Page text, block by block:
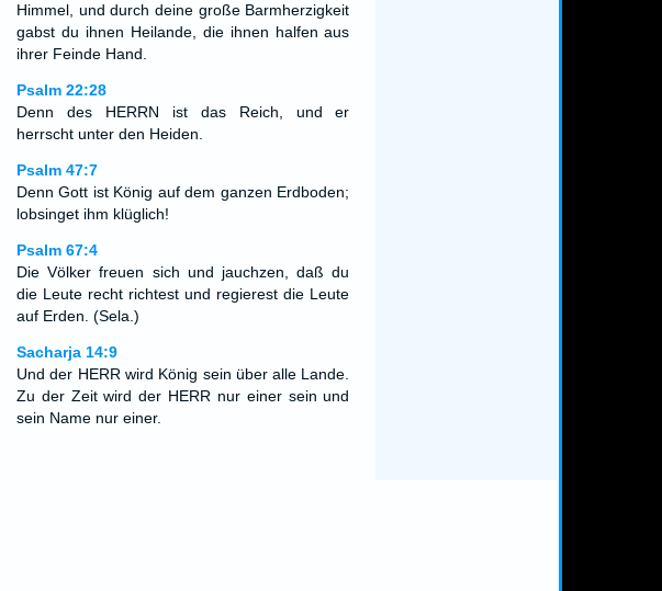
Himmel, und durch deine große Barmherzigkeit
gabst du ihnen Heilande, die ihnen halfen aus
ihrer Feinde Hand.
Psalm 22:28
Denn des HERRN ist das Reich, und er
herrscht unter den Heiden.
Psalm 47:7
Denn Gott ist König auf dem ganzen Erdboden;
lobsinget ihm klüglich!
Psalm 67:4
Die Völker freuen sich und jauchzen, daß du
die Leute recht richtest und regierest die Leute
auf Erden. (Sela.)
Sacharja 14:9
Und der HERR wird König sein über alle Lande.
Zu der Zeit wird der HERR nur einer sein und
sein Name nur einer.